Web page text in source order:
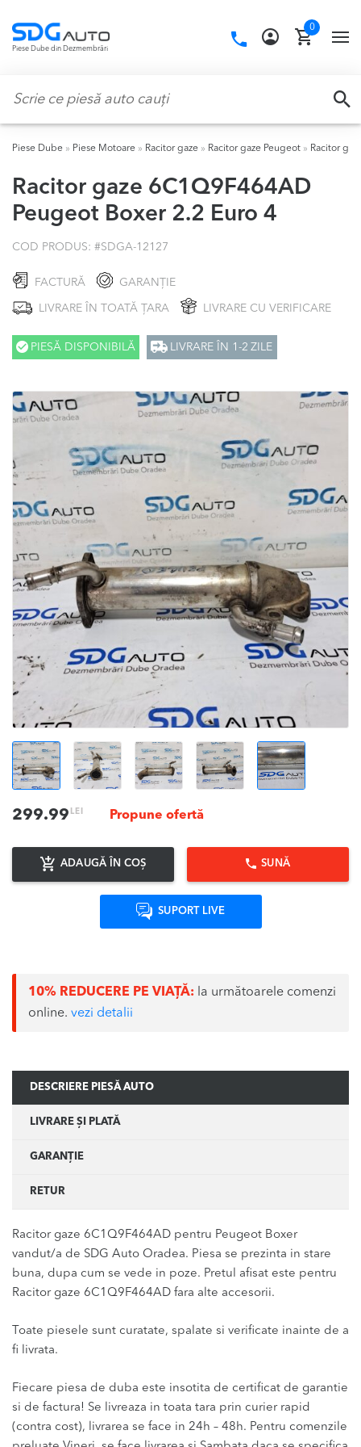
navigation
content
Piese Dube din Dezmembrări
Call
0
Piese Dube » Piese Motoare » Racitor gaze » Racitor gaze Peugeot » Racitor
Racitor gaze 6C1Q9F464AD
Peugeot Boxer 2.2 Euro 4
COD PRODUS: #SDGA-12127
FACTURĂ GARANȚIE
LIVRARE ÎN TOATĂ ȚARA LIVRARE CU VERIFICARE
PIESĂ DISPONIBILĂ LIVRARE ÎN 1-2 ZILE
299.99 LEI Propune ofertă
ADAUGĂ ÎN COȘ SUNĂ
SUPORT LIVE
10% REDUCERE PE VIAȚĂ: la următoarele comenzi
online. vezi detalii
DESCRIERE PIESĂ AUTO
LIVRARE ȘI PLATĂ
GARANȚIE
RETUR
Racitor gaze 6C1Q9F464AD pentru Peugeot Boxer
vandut/a de SDG Auto Oradea. Piesa se prezinta in stare
buna, dupa cum se vede in poze. Pretul afisat este pentru
Racitor gaze 6C1Q9F464AD fara alte accesorii.
Toate piesele sunt curatate, spalate si verificate inainte de a
fi livrata.
Fiecare piesa de duba este insotita de certificat de garantie
si de factura! Se livreaza in toata tara prin curier rapid
(contra cost), livrarea se face in 24h – 48h. Pentru comenzile